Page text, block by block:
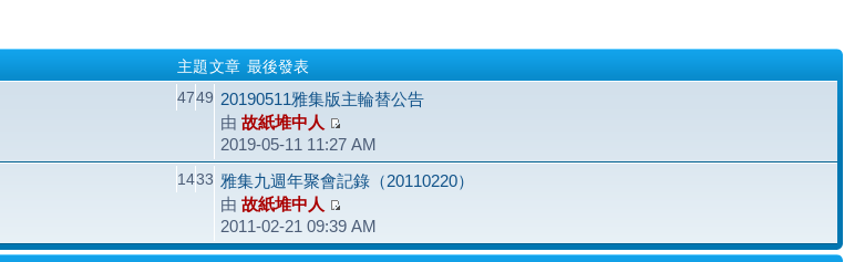
主題文章 最後發表
4749 20190511雅集版主輪替公告
由 故紙堆中人
2019-05-11 11:27 AM
1433 雅集九週年聚會記錄（20110220）
由 故紙堆中人
2011-02-21 09:39 AM